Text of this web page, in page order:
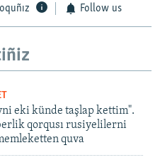
Follow us
eki künde taşlap kettim".
qorqusı rusiyelilerni
quva